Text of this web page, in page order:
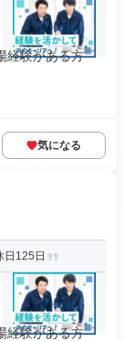
経験がある方
気になる
日125日
経験がある方